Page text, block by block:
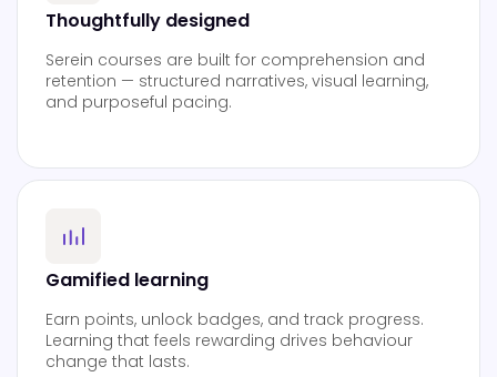
Thoughtfully designed
Serein courses are built for comprehension and
retention — structured narratives, visual learning,
and purposeful pacing.
Gamified learning
Earn points, unlock badges, and track progress.
Learning that feels rewarding drives behaviour
change that lasts.